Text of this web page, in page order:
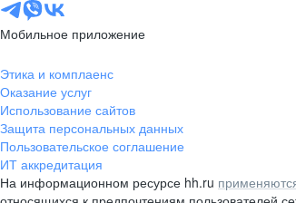
Мобильное приложение
Этика и комплаенс
Оказание услуг
Использование сайтов
Защита персональных данных
Пользовательское соглашение
ИТ аккредитация
На информационном ресурсе hh.ru